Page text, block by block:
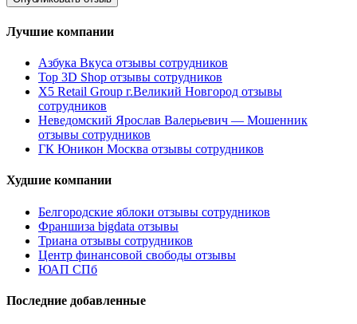
Лучшие компании
Азбука Вкуса отзывы сотрудников
Top 3D Shop отзывы сотрудников
X5 Retail Group г.Великий Новгород отзывы
сотрудников
Неведомский Ярослав Валерьевич — Мошенник
отзывы сотрудников
ГК Юникон Москва отзывы сотрудников
Худшие компании
Белгородские яблоки отзывы сотрудников
Франшиза bigdata отзывы
Триана отзывы сотрудников
Центр финансовой свободы отзывы
ЮАП СПб
Последние добавленные